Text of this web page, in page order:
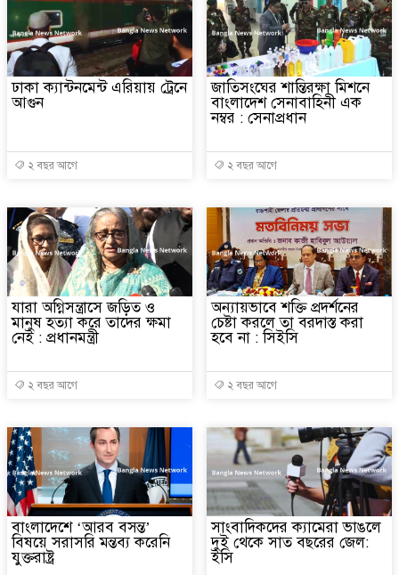
ঢাকা ক্যান্টনমেন্ট এরিয়ায় ট্রেনে
আগুন
২ বছর আগে
জাতিসংঘের শান্তিরক্ষা মিশনে
বাংলাদেশ সেনাবাহিনী এক
নম্বর : সেনাপ্রধান
২ বছর আগে
যারা অগ্নিসন্ত্রাসে জড়িত ও
মানুষ হত্যা করে তাদের ক্ষমা
নেই : প্রধানমন্ত্রী
২ বছর আগে
অন্যায়ভাবে শক্তি প্রদর্শনের
চেষ্টা করলে তা বরদাস্ত করা
হবে না : সিইসি
২ বছর আগে
বাংলাদেশে ‘আরব বসন্ত’
বিষয়ে সরাসরি মন্তব্য করেনি
যুক্তরাষ্ট্র
সাংবাদিকদের ক্যামেরা ভাঙলে
দুই থেকে সাত বছরের জেল:
ইসি